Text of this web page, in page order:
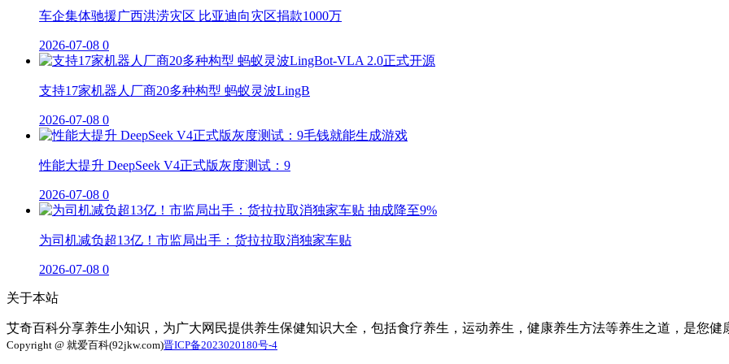
车企集体驰援广西洪涝灾区 比亚迪向灾区捐款1000万
2026-07-08 0
支持17家机器人厂商20多种构型 蚂蚁灵波LingB
2026-07-08 0
性能大提升 DeepSeek V4正式版灰度测试：9
2026-07-08 0
为司机减负超13亿！市监局出手：货拉拉取消独家车贴
2026-07-08 0
关于本站
艾奇百科分享养生小知识，为广大网民提供养生保健知识大全，包括食疗养生，运动养生，健康养生方法等养生之道，是您健
Copyright @ 就爱百科(92jkw.com)晋ICP备2023020180号-4